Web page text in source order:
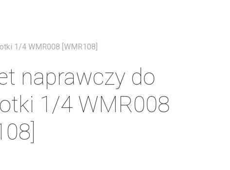
1/4 WMR008 [WMR108]
naprawczy do
1/4 WMR008